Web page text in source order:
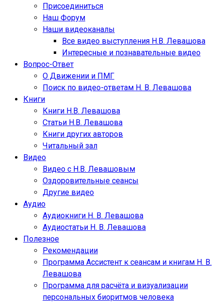
Присоединиться
Наш Форум
Наши видеоканалы
Все видео выступления Н.В. Левашова
Интересные и познавательные видео
Вопрос-Ответ
О Движении и ПМГ
Поиск по видео-ответам Н. В. Левашова
Книги
Книги Н.В. Левашова
Статьи Н.В. Левашова
Книги других авторов
Читальный зал
Видео
Видео с Н.В. Левашовым
Оздоровительные сеансы
Другие видео
Аудио
Аудиокниги Н. В. Левашова
Аудиостатьи Н. В. Левашова
Полезное
Рекомендации
Программа Ассистент к сеансам и книгам Н. В.
Левашова
Программа для расчёта и визуализации
персональных биоритмов человека